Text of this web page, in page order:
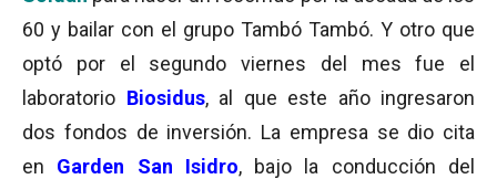
60 y bailar con el grupo Tambó Tambó. Y otro que
optó por el segundo viernes del mes fue el
laboratorio Biosidus, al que este año ingresaron
dos fondos de inversión. La empresa se dio cita
en Garden San Isidro, bajo la conducción del